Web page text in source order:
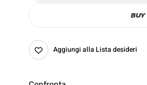
BUY
Aggiungi alla Lista desideri